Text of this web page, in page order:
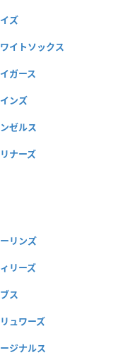
ズ
イトソックス
ガース
ンズ
ゼルス
ナーズ
リンズ
リーズ
ス
ュワーズ
ジナルス